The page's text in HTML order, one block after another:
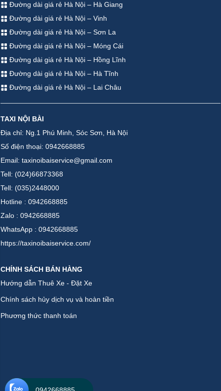
Đường dài giá rẻ Hà Nội – Hà Giang
Đường dài giá rẻ Hà Nội – Vinh
Đường dài giá rẻ Hà Nội – Sơn La
Đường dài giá rẻ Hà Nội – Móng Cái
Đường dài giá rẻ Hà Nội – Hồng Lĩnh
Đường dài giá rẻ Hà Nội – Hà Tĩnh
Đường dài giá rẻ Hà Nội – Lai Châu
TAXI NỘI BÀI
Địa chỉ: Ng.1 Phú Minh, Sóc Sơn, Hà Nội
Số điện thoại: 0942668885
Email: taxinoibaiservice@gmail.com
Tell: (024)66873368
Tell: (035)2448000
Hotline : 0942668885
Zalo : 0942668885
WhatsApp : 0942668885
https://taxinoibaiservice.com/
CHÍNH SÁCH BÁN HÀNG
Hướng dẫn Thuê Xe - Đặt Xe
Chính sách hủy dịch vụ và hoàn tiền
Phương thức thanh toán